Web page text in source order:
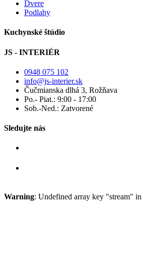
Dvere
Podlahy
Kuchynské štúdio
JS - INTERIÉR
0948 075 102
info@js-interier.sk
Čučmianska dlhá 3, Rožňava
Po.- Piat.: 9:00 - 17:00
Sob.-Ned.: Zatvorené
Sledujte nás
Warning: Undefined array key "stream" in